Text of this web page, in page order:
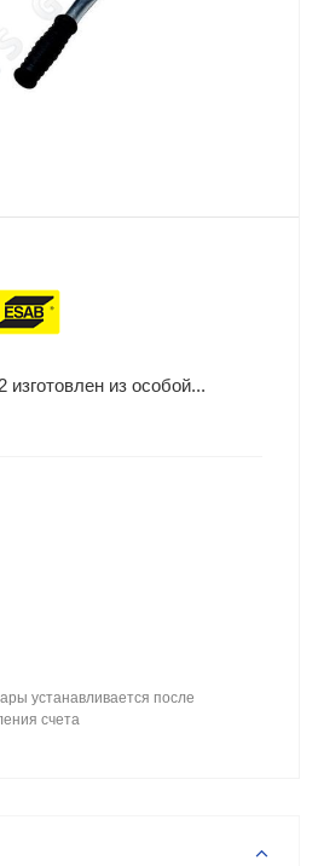
из особой...
устанавливается после
счета